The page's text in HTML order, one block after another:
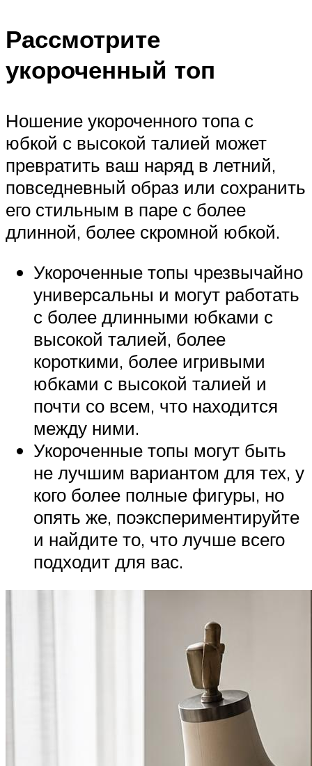
Рассмотрите
укороченный топ
Ношение укороченного топа с
юбкой с высокой талией может
превратить ваш наряд в летний,
повседневный образ или сохранить
его стильным в паре с более
длинной, более скромной юбкой.
Укороченные топы чрезвычайно
универсальны и могут работать
с более длинными юбками с
высокой талией, более
короткими, более игривыми
юбками с высокой талией и
почти со всем, что находится
между ними.
Укороченные топы могут быть
не лучшим вариантом для тех, у
кого более полные фигуры, но
опять же, поэкспериментируйте
и найдите то, что лучше всего
подходит для вас.